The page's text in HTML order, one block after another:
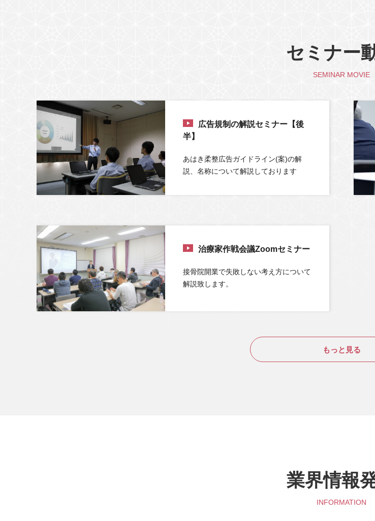
セミナー
SEMINAR MOVIE
広告規制の解説セミナー【後
半】
あはき柔整広告ガイドライン(案)の解
説、名称について解説しております
治療家作戦会議Zoomセミナー
接骨院開業で失敗しない考え方について
解説致します。
もっと見る
業界情報
INFORMATION